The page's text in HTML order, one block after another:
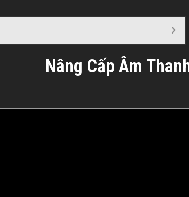
Nâng Cấp Âm